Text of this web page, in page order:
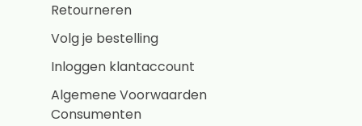
Retourneren
Volg je bestelling
Inloggen klantaccount
Algemene Voorwaarden
Consumenten